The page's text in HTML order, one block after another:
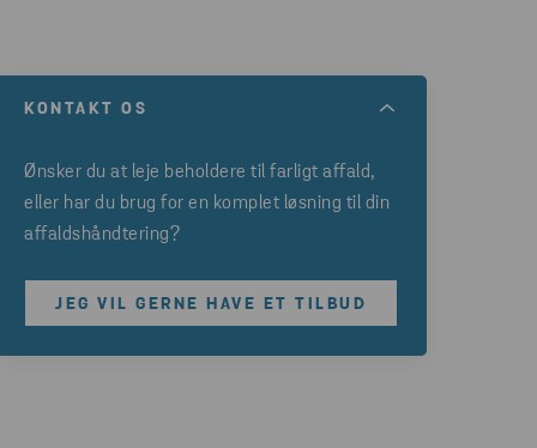
KONTAKT OS
Ønsker du at leje beholdere til farligt affald,
eller har du brug for en komplet løsning til din
affaldshåndtering?
JEG VIL GERNE HAVE ET TILBUD